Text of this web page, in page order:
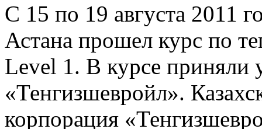
С 15 по 19 августа 2011
Астана прошел курс по
Level 1. В курсе приняли
«Тенгизшевройл».
корпорация